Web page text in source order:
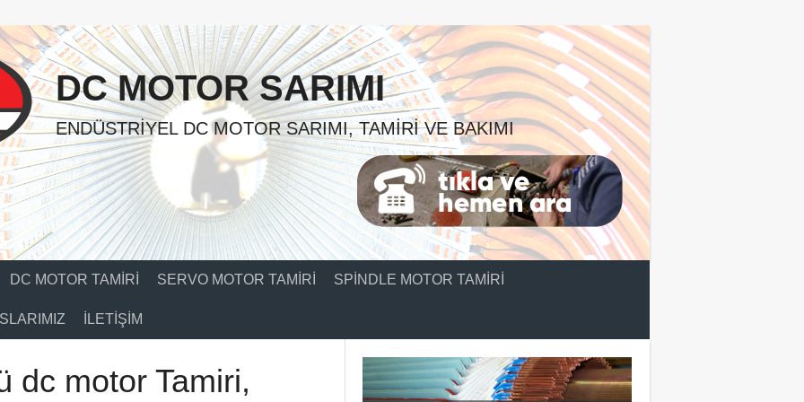
DC MOTOR SARIMI
ENDÜSTRIYEL DC MOTOR SARIMI, TAMIRI VE BAKIMI
DC MOTOR TAMIRI SERVO MOTOR TAMIRI SPINDLE MOTOR TAMIRI
İLETIŞIM
dc motor Tamiri,